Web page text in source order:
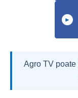
►
Agro TV